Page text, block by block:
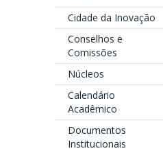
Cidade da Inovação
Conselhos e
Comissões
Núcleos
Calendário
Acadêmico
Documentos
Institucionais